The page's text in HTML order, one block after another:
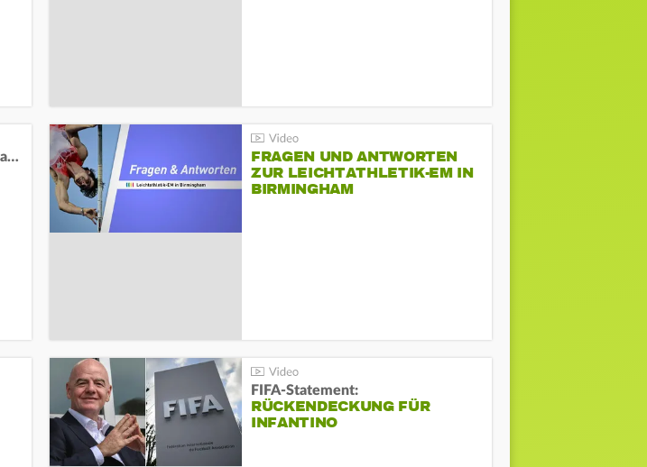
Neugebauer vor EM in Birmingham:
FRAGEN UND ANTWORTEN
ZUR LEICHTATHLETIK-EM IN
BIRMINGHAM
FIFA-Statement:
RÜCKENDECKUNG FÜR
INFANTINO